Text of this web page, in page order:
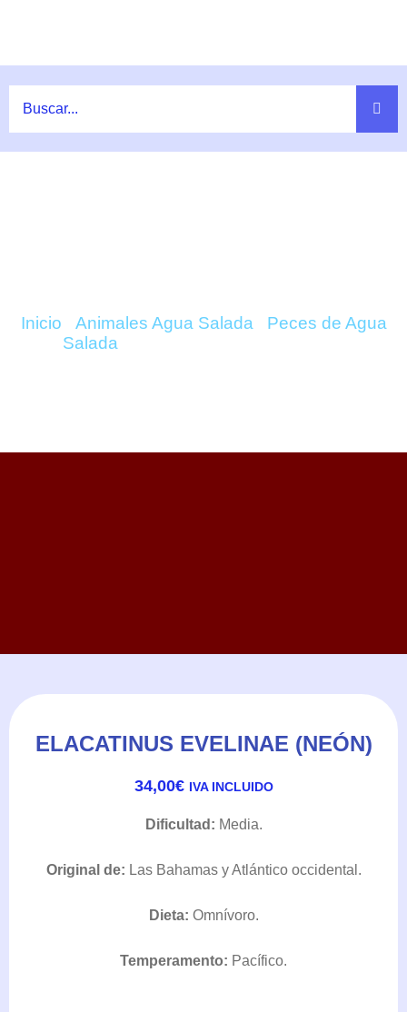
Inicio Animales Agua Salada
Peces de Agua
Salada
ELACATINUS EVELINAE (NEÓN)
34,00€ IVA INCLUIDO
Dificultad: Media.
Original de: Las Bahamas y Atlántico occidental.
Dieta: Omnívoro.
Temperamento: Pacífico.